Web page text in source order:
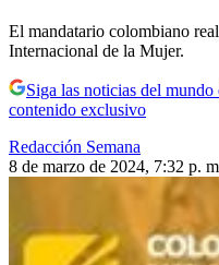
El mandatario colombiano
Internacional de la Mujer.
Siga las noticias del
contenido exclusivo
Redacción Semana
8 de marzo de 2024, 7:32 p.